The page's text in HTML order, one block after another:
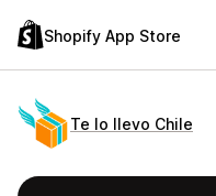
Shopify App Store
Te lo llevo Chile